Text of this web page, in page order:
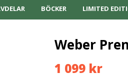
BÖCKER LIMITED
Weber
1 099 kr